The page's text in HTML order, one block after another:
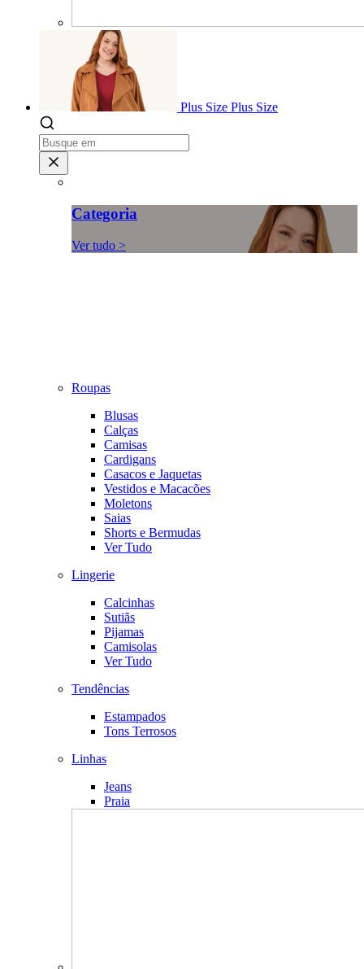
Plus Size Plus Size
Categoria
Ver tudo >
Roupas
Blusas
Calças
Camisas
Cardigans
Casacos e Jaquetas
Vestidos e Macacões
Moletons
Saias
Shorts e Bermudas
Ver Tudo
Lingerie
Calcinhas
Sutiãs
Pijamas
Camisolas
Ver Tudo
Tendências
Estampados
Tons Terrosos
Linhas
Jeans
Praia